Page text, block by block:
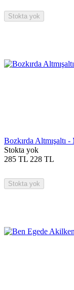
Stokta yok
Bozkırda Altmışaltı
Stokta yok
285 TL 228 TL
Stokta yok